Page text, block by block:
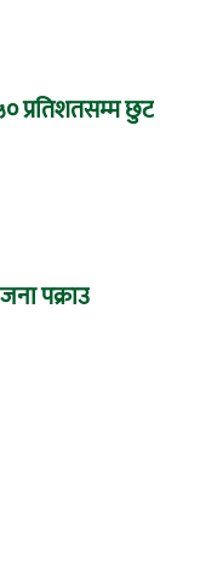
प्रतिशतसम्म छुट
पक्राउ